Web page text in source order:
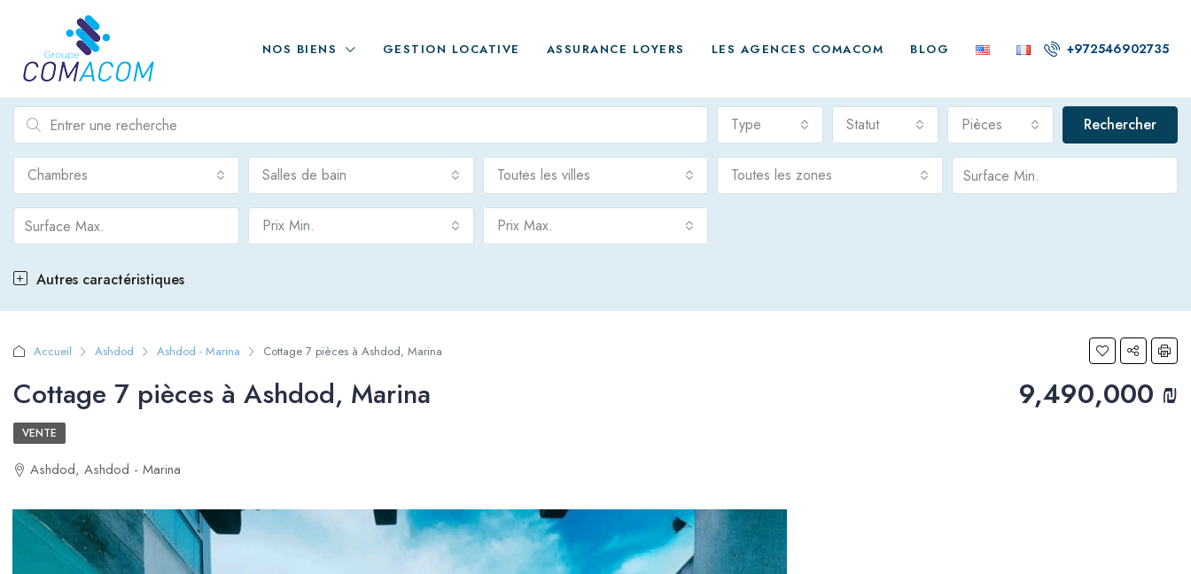
NOS BIENS GESTION LOCATIVE ASSURANCE LOYERS LES AGENCES COMACOM BLOG +972546902735
Type Statut Pièces Rechercher
Chambres Salles de bain Toutes les villes Toutes les zones
Prix Min. Prix Max.
Autres caractéristiques
Accueil Ashdod Ashdod - Marina Cottage 7 pièces à Ashdod, Marina
Cottage 7 pièces à Ashdod, Marina 9,490,000 ₪
VENTE
Ashdod, Ashdod - Marina